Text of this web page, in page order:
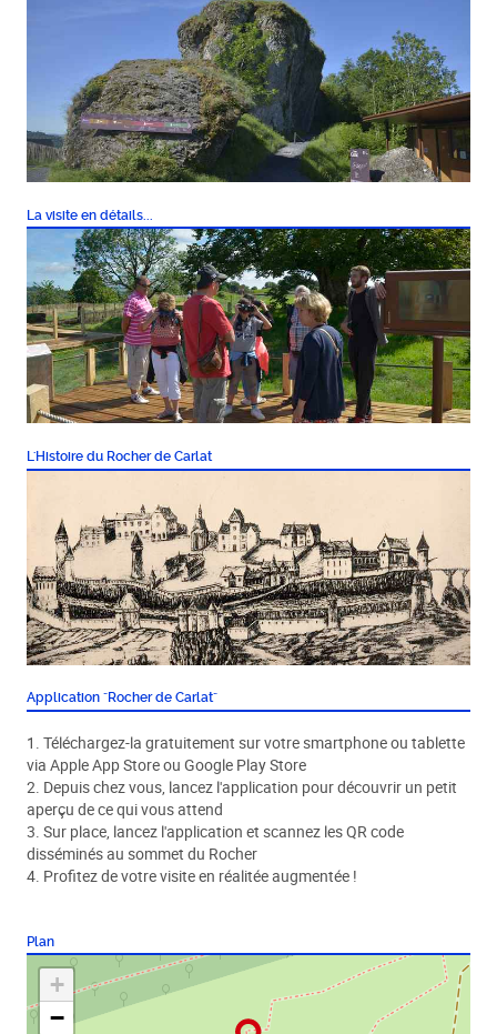
La visite en détails...
L'Histoire du Rocher de Carlat
Application "Rocher de Carlat"
1. Téléchargez-la gratuitement sur votre smartphone ou tablette
via Apple App Store ou Google Play Store
2. Depuis chez vous, lancez l'application pour découvrir un petit
aperçu de ce qui vous attend
3. Sur place, lancez l'application et scannez les QR code
disséminés au sommet du Rocher
4. Profitez de votre visite en réalitée augmentée !
Plan
+
−